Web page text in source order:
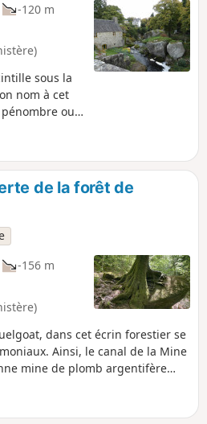
-120 m
sous la
nom à cet
ou
qui la
La balade,
de la
de la rivière,
réponse. Il
soit plus
et 6. Merci
de s'y
la page
de la forêt de
-156 m
dans cet écrin forestier se
Ainsi, le canal de la Mine
mine de plomb argentifère